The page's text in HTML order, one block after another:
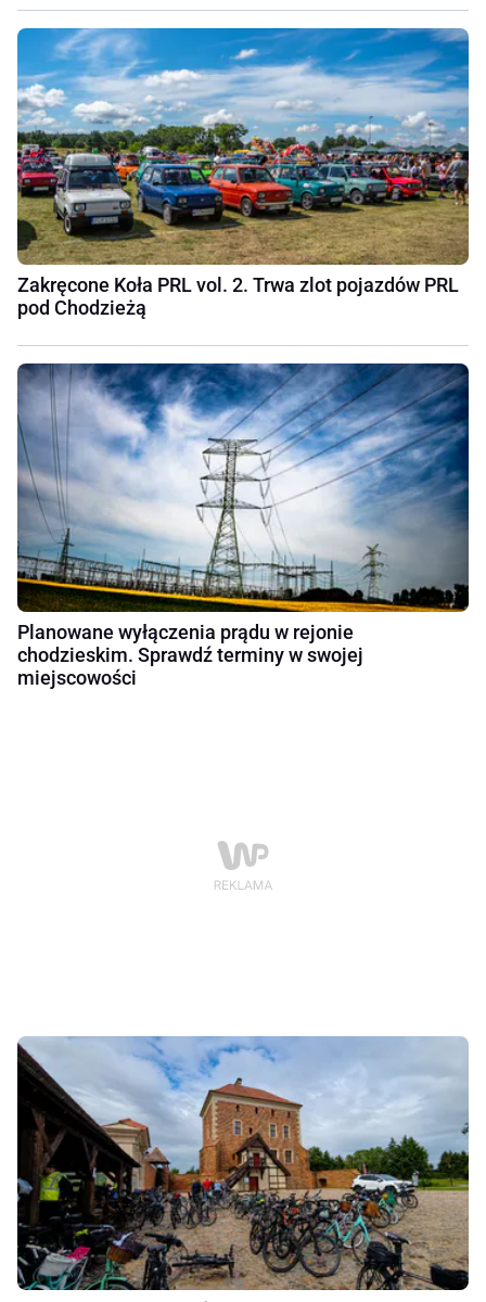
Zakręcone Koła PRL vol. 2. Trwa zlot pojazdów PRL
pod Chodzieżą
Planowane wyłączenia prądu w rejonie
chodzieskim. Sprawdź terminy w swojej
miejscowości